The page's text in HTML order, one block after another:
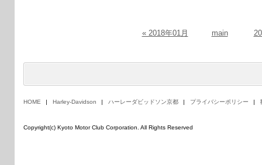
« 2018年01月 main
HOME Harley-Davidson ハーレーダビッドソン京都 プライバシーポリシー
Copyright(c) Kyoto Motor Club Corporation. All Rights Reserved